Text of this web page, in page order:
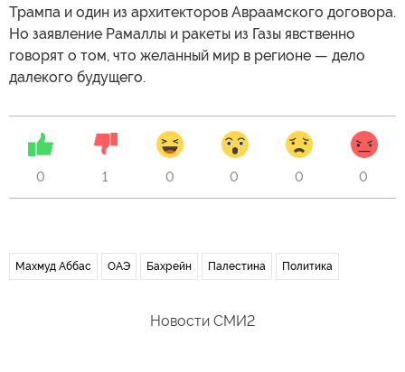
Трампа и один из архитекторов Авраамского договора.
Но заявление Рамаллы и ракеты из Газы явственно
говорят о том, что желанный мир в регионе — дело
далекого будущего.
0 1 0 0 0 0
Махмуд Аббас ОАЭ Бахрейн Палестина Политика
Новости СМИ2